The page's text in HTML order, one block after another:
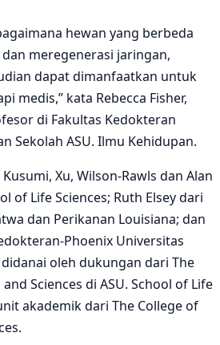
hewan yang berbeda
meregenerasi jaringan,
dapat dimanfaatkan untuk
medis,” kata Rebecca Fisher,
di Fakultas Kedokteran
Sekolah ASU. Ilmu Kehidupan.
Xu, Wilson-Rawls dan Alan
of Life Sciences; Ruth Elsey dari
dan Perikanan Louisiana; dan
Phoenix Universitas
oleh dukungan dari The
Sciences di ASU. School of Life
akademik dari The College of